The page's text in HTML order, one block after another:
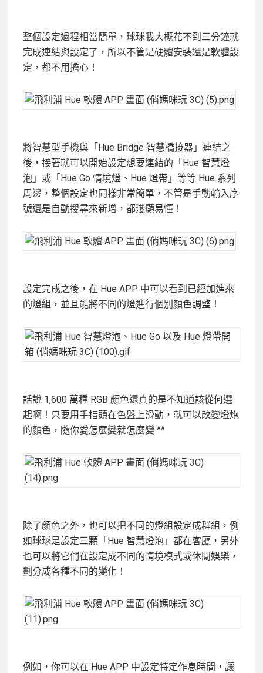
整個設定過程相當簡單，球球我大概花不到三分鐘就
完成連結與設定了，所以不管是硬體安裝還是軟體設
定，都不用擔心！
將智慧型手機與「Hue Bridge 智慧橋接器」連結之
後，接著就可以開始設定想要連結的「Hue 智慧燈
泡」或「Hue Go 情境燈、Hue 燈帶」等等 Hue 系列
周邊，整個設定也同樣非常簡單，不管是手動輸入序
號還是自動搜尋來新增，都淺顯易懂！
設定完成之後，在 Hue APP 中可以看到已經加進來
的燈組，並且能將不同的燈進行個別顏色調整！
話說 1,600 萬種 RGB 顏色還真的是不知道該從何選
起啊！只要用手指頭在色盤上滑動，就可以改變燈炮
的顏色，隨你愛怎麼變就怎麼變 ^^
除了顏色之外，也可以把不同的燈組設定成群組，例
如球球是設定三顆「Hue 智慧燈泡」都在客廳，另外
也可以將它們在設定成不同的情境模式或休閒娛樂，
劃分成各種不同的變化！
例如，你可以在 Hue APP 中設定特定作息時間，讓